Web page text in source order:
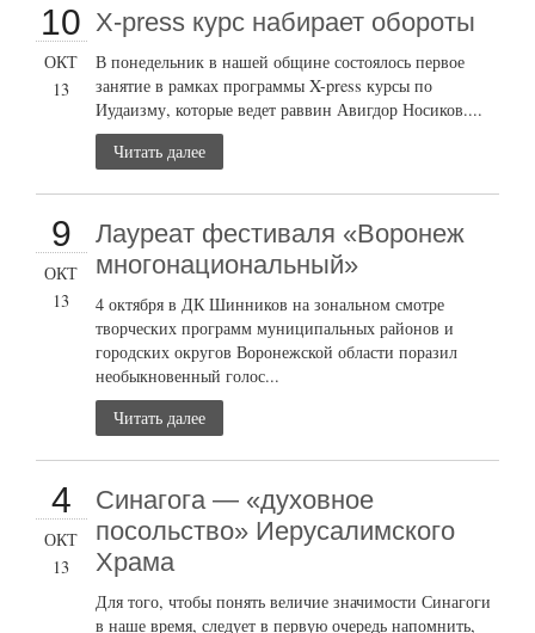
10
ОКТ
13
X-press курс набирает обороты
В понедельник в нашей общине состоялось первое
занятие в рамках программы X-press курсы по
Иудаизму, которые ведет раввин Авигдор Носиков....
Читать далее
9
ОКТ
13
Лауреат фестиваля «Воронеж
многонациональный»
4 октября в ДК Шинников на зональном смотре
творческих программ муниципальных районов и
городских округов Воронежской области поразил
необыкновенный голос...
Читать далее
4
ОКТ
13
Синагога — «духовное
посольство» Иерусалимского
Храма
Для того, чтобы понять величие значимости Синагоги
в наше время, следует в первую очередь напомнить,